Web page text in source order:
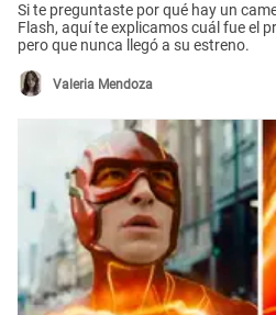
Si te preguntaste por qué hay un
Flash, aquí te explicamos cuál fue el
pero que nunca llegó a su estreno.
Valeria Mendoza